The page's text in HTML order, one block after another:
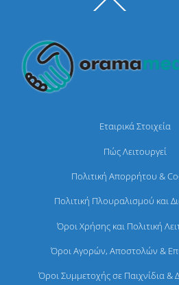
To
Εταιρικά Στοιχεία
Πώς Λειτουργεί
Πολιτική Απορρήτου &
Πολιτική Πλουραλισμού και
Όροι Χρήσης και Πολιτική
Όροι Αγορών, Αποστολών &
Όροι Συμμετοχής σε Παιχνίδια &